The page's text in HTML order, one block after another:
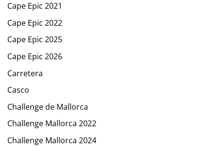
Cape Epic 2021
Cape Epic 2022
Cape Epic 2025
Cape Epic 2026
Carretera
Casco
Challenge de Mallorca
Challenge Mallorca 2022
Challenge Mallorca 2024